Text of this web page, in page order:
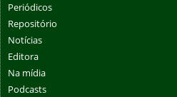
Periódicos
Repositório
Notícias
Editora
Na mídia
Podcasts